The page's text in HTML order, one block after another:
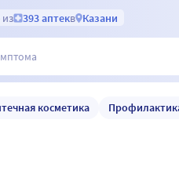
393 аптекв Казани
косметика